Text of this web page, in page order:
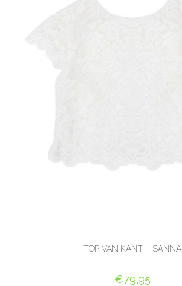
TOP VAN KANT – SANNA
€79,95